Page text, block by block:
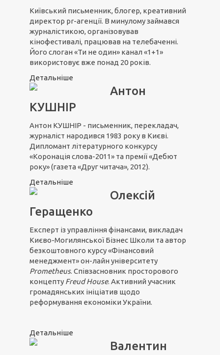
Київський письменник, блогер, креативний
директор pr-агенції. В минулому займався
журналістикою, організовував
кінофестивалі, працював на телебаченні.
Його слоган «Ти не один» канал «1+1»
використовує вже понад 20 років.
Детальніше
Антон
КУШНІР
Антон КУШНІР - письменник, перекладач,
журналіст народився 1983 року в Києві.
Дипломант літературного конкурсу
«Коронація слова-2011» та премії «Дебют
року» (газета «Друг читача», 2012).
Детальніше
Олексій
Геращенко
Експерт із управління фінансами, викладач
Києво-Могилянської Бізнес Школи та автор
безкоштовного курсу «Фінансовий
менеджмент» он-лайн університету
Prometheus. Співзасновник просторового
концепту Freud House. Активний учасник
громадянських ініціатив щодо
реформування економіки України.
Детальніше
Валентин